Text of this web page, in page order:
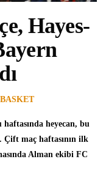
Hayes-
haftasında heyecan, bu
Çift maç haftasının ilk
Alman ekibi FC